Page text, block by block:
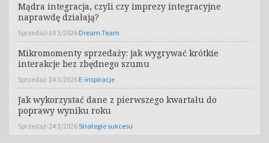
Mądra integracja, czyli czy imprezy integracyjne
naprawdę działają?
Sprzedaż-24 3/2026 Dream Team
Mikromomenty sprzedaży: jak wygrywać krótkie
interakcje bez zbędnego szumu
Sprzedaż-24 3/2026 E-inspiracje
Jak wykorzystać dane z pierwszego kwartału do
poprawy wyniku roku
Sprzedaż-24 3/2026Strategie sukcesu